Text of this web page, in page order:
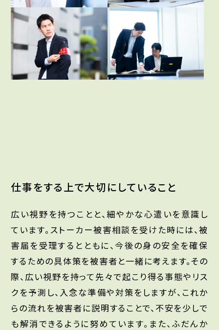
仕事をする上で大切にしていること
広い視野を持つことと、細やかな心遣いを意識し
ています。ストーカー被害相談を受けた時には、被
害届を受理するとともに、今後の身の安全を確保
するための具体策を被害者と一緒に考えます。その
際、広い視野を持って先々で起こり得る事態やリス
クを予測し、入念な準備や対策をしますが、これか
らの流れを被害者に説明することで、不安を少しで
も解消できるように努めています。また、ふだんか